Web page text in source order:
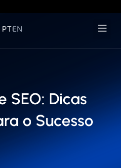
PTEN
SEO: Dicas
o Sucesso